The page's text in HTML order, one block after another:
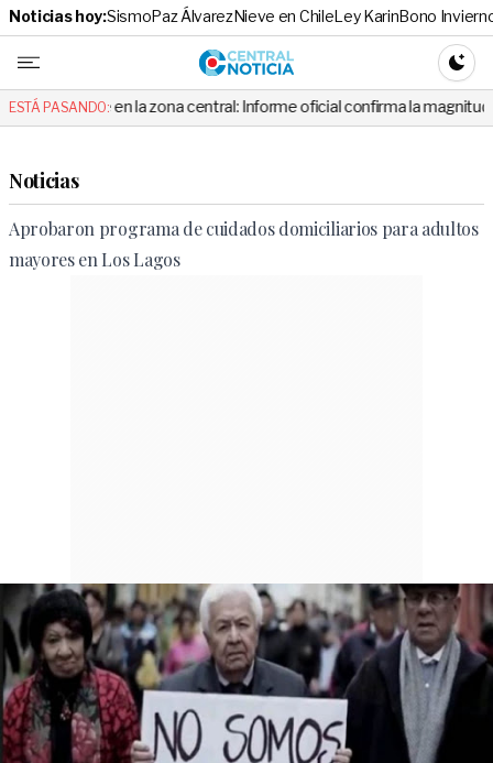
Noticias hoy:SismoPaz ÁlvarezNieve en ChileLey KarinBono
Central
ESTÁ PASANDO:
en la zona central: Informe oficial confirma la magnitud y el origen
Noticias
Aprobaron programa de cuidados domiciliarios para adultos
mayores en Los Lagos